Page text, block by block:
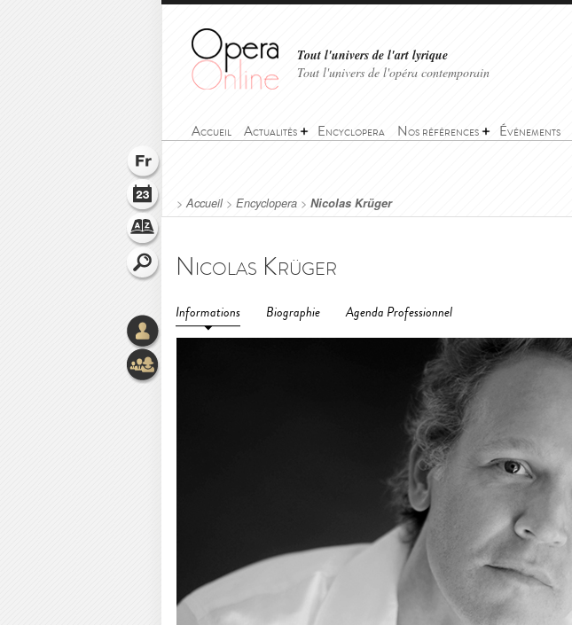
Tout l'univers de l'art lyrique
Tout l'univers de l'opéra contemporain
Accueil Actualités Encyclopera Nos références Événements
>Accueil> Encyclopera > Nicolas Krüger
Nicolas Krüger
Informations Biographie Agenda Professionnel